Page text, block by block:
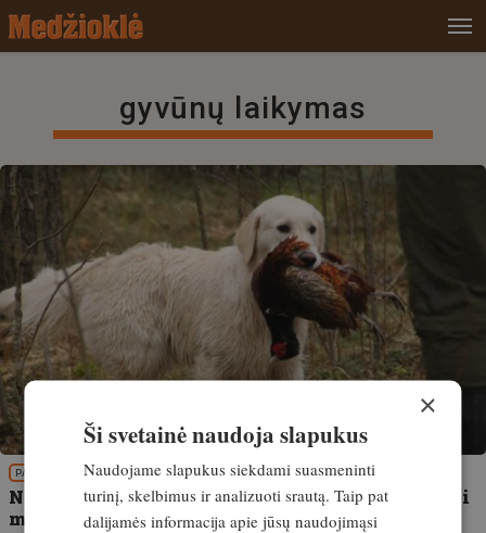
gyvūnų laikymas
PATIRTIS
Nauji ES reikalavimai šunų gerovei. Ką turi žinoti
medžiotojai
×
Ši svetainė naudoja slapukus
Naudojame slapukus siekdami suasmeninti
turinį, skelbimus ir analizuoti srautą. Taip pat
dalijamės informacija apie jūsų naudojimąsi